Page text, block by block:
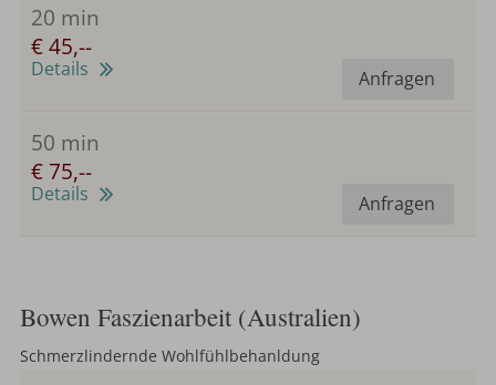
20 min
€ 45,--
Anfragen
Details
50 min
€ 75,--
Anfragen
Details
Bowen Faszienarbeit (Australien)
Schmerzlindernde Wohlfühlbehanldung